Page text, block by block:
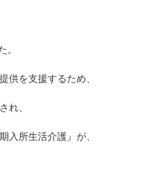
。
供を支援するため、
れ、
入所生活介護』が、